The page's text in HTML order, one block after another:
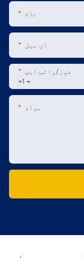
نام
ای میل
+1
فون/واٹس ایپ
مواد